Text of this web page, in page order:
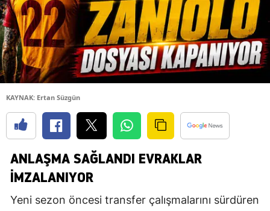
KAYNAK: Ertan Süzgün
ANLAŞMA SAĞLANDI EVRAKLAR
İMZALANIYOR
Yeni sezon öncesi transfer çalışmalarını sürdüren